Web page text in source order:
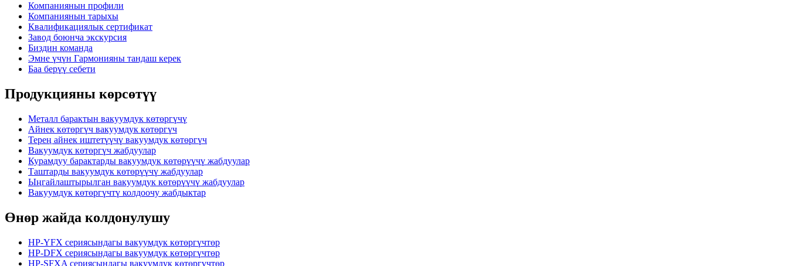
Компаниянын профили
Компаниянын тарыхы
Квалификациялык сертификат
Завод боюнча экскурсия
Биздин команда
Эмне үчүн Гармонияны тандаш керек
Баа берүү себети
Продукцияны көрсөтүү
Металл барактын вакуумдук көтөргүчү
Айнек көтөргүч вакуумдук көтөргүч
Терең айнек иштетүүчү вакуумдук көтөргүч
Вакуумдук көтөргүч жабдуулар
Курамдуу барактарды вакуумдук көтөрүүчү жабдуулар
Таштарды вакуумдук көтөрүүчү жабдуулар
Ыңгайлаштырылган вакуумдук көтөрүүчү жабдуулар
Вакуумдук көтөргүчтү колдоочу жабдыктар
Өнөр жайда колдонулушу
HP-YFX сериясындагы вакуумдук көтөргүчтөр
HP-DFX сериясындагы вакуумдук көтөргүчтөр
HP-SFXA сериясындагы вакуумдук көтөргүчтөр